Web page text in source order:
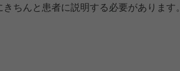
ちんと患者に説明する必要があります。